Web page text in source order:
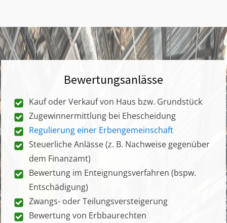
Bewertungsanlässe
Kauf oder Verkauf von Haus bzw. Grundstück
Zugewinnermittlung bei Ehescheidung
Regulierung einer Erbengemeinschaft
Steuerliche Anlässe (z. B. Nachweise gegenüber
dem Finanzamt)
Bewertung im Enteignungsverfahren (bspw.
Entschädigung)
Zwangs- oder Teilungsversteigerung
Bewertung von Erbbaurechten